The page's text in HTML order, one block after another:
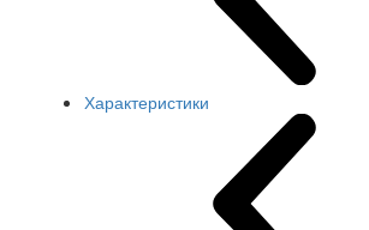
Характеристики